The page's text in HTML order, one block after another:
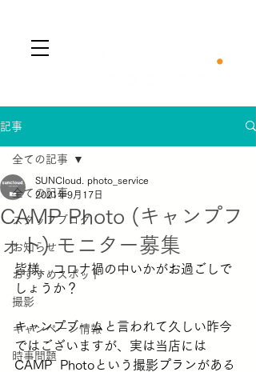
記事
全ての記事
スタッフブログ
お知らせ
おすすめスポット
撮影
キャンペーン情報
時事問題
全ての記事
CAMP Photo (キャンプフ
ォト) モニター募集
SUNCloud. photo_service
2021年9月17日
皆様、コロナ禍の中いかがお過ごしで
しょうか？
キャンプブームと言われて久しい昨今
ではございますが、実は当店には
CAMP  Photoという撮影プランがある